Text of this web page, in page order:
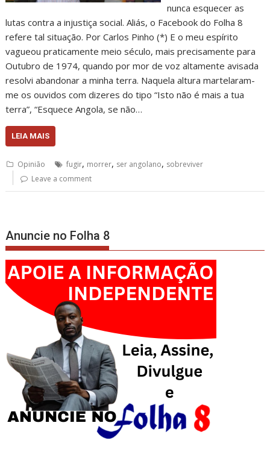
nunca esquecer as
lutas contra a injustiça social. Aliás, o Facebook do Folha 8
refere tal situação. Por Carlos Pinho (*) E o meu espírito
vagueou praticamente meio século, mais precisamente para
Outubro de 1974, quando por mor de voz altamente avisada
resolvi abandonar a minha terra. Naquela altura martelaram-
me os ouvidos com dizeres do tipo “Isto não é mais a tua
terra”, “Esquece Angola, se não…
LEIA MAIS
Opinião fugir, morrer, ser angolano, sobreviver
Leave a comment
Anuncie no Folha 8